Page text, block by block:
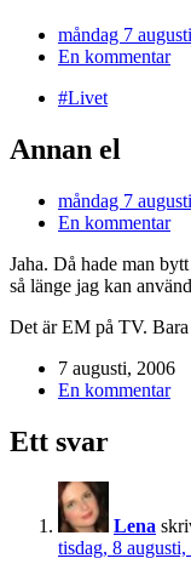
måndag 7
En kommentar
#Livet
Annan el
måndag 7
En kommentar
Jaha. Då hade man
så länge jag kan
Det är EM på TV. Bara
7 augusti, 2006
En kommentar
Ett svar
Lena
tisdag, 8